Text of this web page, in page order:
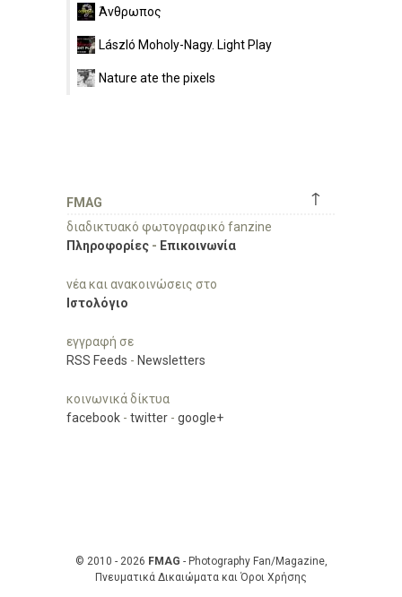
Άνθρωπος
László Moholy-Nagy. Light Play
Nature ate the pixels
↑
FMAG
διαδικτυακό φωτογραφικό fanzine
Πληροφορίες - Επικοινωνία
νέα και ανακοινώσεις στο
Ιστολόγιο
εγγραφή σε
RSS Feeds - Newsletters
κοινωνικά δίκτυα
facebook - twitter - google+
© 2010 - 2026 FMAG - Photography Fan/Magazine,
Πνευματικά Δικαιώματα και Όροι Χρήσης